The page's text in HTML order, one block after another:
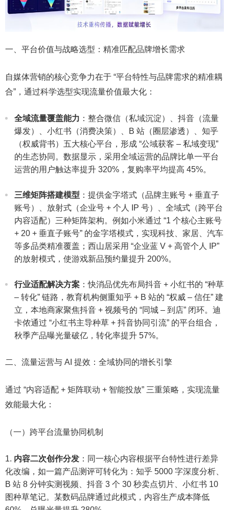
一、平台价值与战略选型：精准匹配品牌增长需求​
自媒体营销的核心竞争力在于 “平台特性与品牌需求的精准耦
合”，通过科学选型实现流量价值最大化：​
全域流量覆盖能力 ：整合微信（私域沉淀）、抖音（流量
爆发）、小红书（消费决策）、B 站（圈层渗透）、知乎
（权威背书）五大核心平台，形成 “公域获客 – 私域变现”
的生态协同。数据显示，采用全域运营的品牌比单一平台
运营的用户触达率提升 320%，复购率平均提高 45%。​
三维矩阵搭建模型 ：提供金字塔式（品牌主账号 + 垂直子
账号）、放射式（企业号 + 个人 IP 号）、全域式（跨平台
内容适配）三种矩阵架构。例如小米通过 “1 个核心主账号
+ 20 + 垂直子账号” 的金字塔模式，实现科技、家居、汽车
等多品类精准覆盖；西山居采用 “企业蓝 V + 高管个人 IP”
的放射模式，使游戏新品预约量提升 200%。​
行业适配解决方案 ：快消品优先布局抖音 + 小红书的 “种草
– 转化” 链路，教育机构侧重知乎 + B 站的 “权威 – 信任” 建
立，本地商家聚焦抖音 + 视频号的 “同城 – 到店” 闭环。迪
卡侬通过 “小红书主导种草 + 抖音协同引流” 的平台组合，
秋季产品曝光量破亿，转化率提升 57%。​
二、流量运营与 AI 提效：全域协同的增长引擎​
通过 “内容适配 + 矩阵联动 + 智能投放” 三重策略，实现流量
效能最大化：​
（一）跨平台流量协同机制​
内容二次创作分发 ：同一核心内容根据平台特性进行差异
化改编，如一篇产品测评可转化为：知乎 5000 字深度分析、
B 站 8 分钟实测视频、抖音 3 个 30 秒卖点切片、小红书 10
图种草笔记。某数码品牌通过此模式，内容生产成本降低